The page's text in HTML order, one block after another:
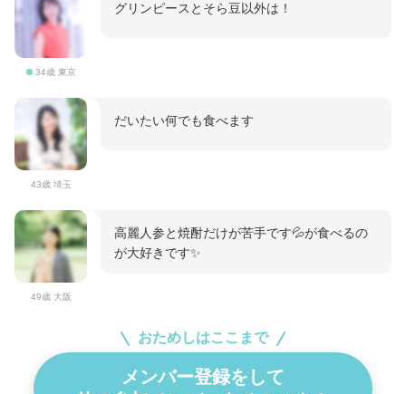
34歳 東京
グリンピースとそら豆以外は！
43歳 埼玉
だいたい何でも食べます
49歳 大阪
高麗人参と焼酎だけが苦手です💦が食べるの
が大好きです✨
おためしはここまで
メンバー登録をして